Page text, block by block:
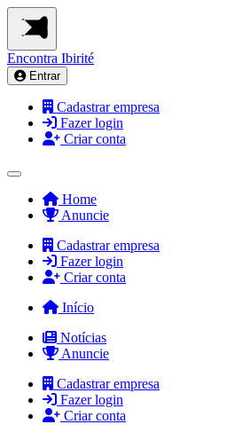
Encontra Ibirité
Entrar
Cadastrar empresa
Fazer login
Criar conta
Home
Anuncie
Cadastrar empresa
Fazer login
Criar conta
Início
Notícias
Anuncie
Cadastrar empresa
Fazer login
Criar conta